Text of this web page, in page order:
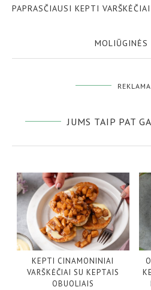
PAPRASČIAUSI KEPTI VARŠKĖČIAI
MOLIŪGINĖS
REKLAMA
JUMS TAIP PAT
KEPTI CINAMONINIAI
VARŠKĖČIAI SU KEPTAIS
OBUOLIAIS